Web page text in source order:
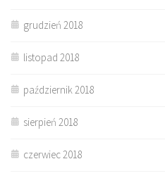
grudzień 2018
listopad 2018
październik 2018
sierpień 2018
czerwiec 2018